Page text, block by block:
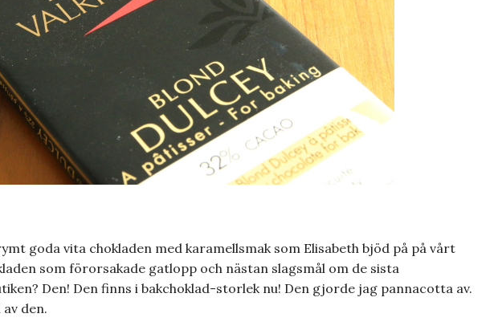
goda vita chokladen med karamellsmak som Elisabeth bjöd på på vårt
som förorsakade gatlopp och nästan slagsmål om de sista
Den! Den finns i bakchoklad-storlek nu! Den gjorde jag pannacotta av.
den.